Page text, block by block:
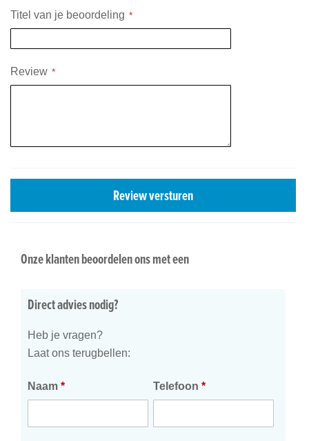
Titel van je beoordeling
Review
Review versturen
Onze klanten beoordelen ons met een
Direct advies nodig?
Heb je vragen?
Laat ons terugbellen:
Naam * Telefoon *